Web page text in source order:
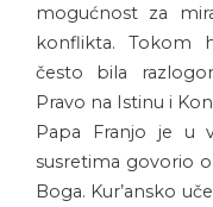
mogućnost za
konflikta. Tokom
često bila
Pravo na Istinu i
Papa Franjo je u
susretima govorio
Boga. Kur’ansko